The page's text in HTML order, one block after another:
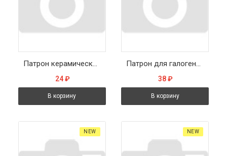
Патрон керамический для галогенных ламп 250V G4.0, LH20
24₽
В корзину
Патрон для галогенных/светодиодных ламп 250V GU10, LH32
38₽
В корзину
NEW NEW